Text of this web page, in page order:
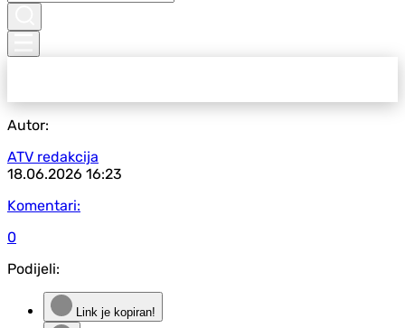
Autor:
ATV redakcija
18.06.2026 16:23
Komentari:
0
Podijeli:
Link je kopiran!